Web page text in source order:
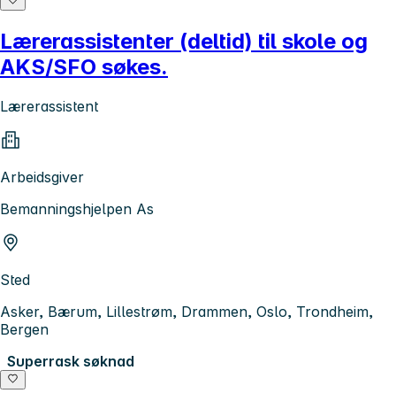
Lærerassistenter (deltid) til skole og
AKS/SFO søkes.
Lærerassistent
Arbeidsgiver
Bemanningshjelpen As
Sted
Asker, Bærum, Lillestrøm, Drammen, Oslo, Trondheim,
Bergen
Superrask søknad